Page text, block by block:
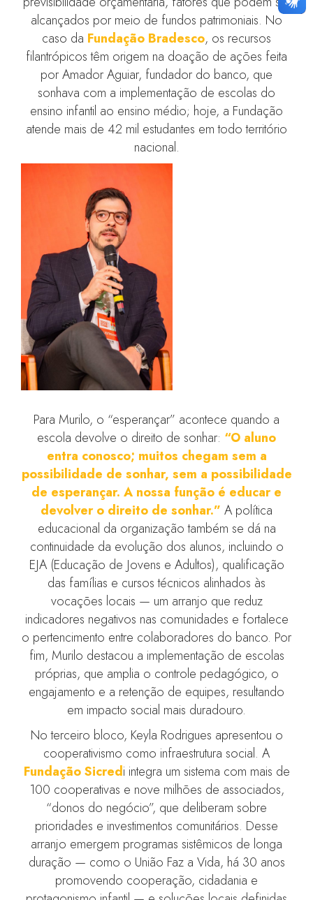
alcançados por meio de fundos patrimoniais. No
caso da Fundação Bradesco, os recursos
filantrópicos têm origem na doação de ações feita
por Amador Aguiar, fundador do banco, que
sonhava com a implementação de escolas do
ensino infantil ao ensino médio; hoje, a Fundação
atende mais de 42 mil estudantes em todo território
nacional.
Para Murilo, o “esperançar” acontece quando a
escola devolve o direito de sonhar: “O aluno
entra conosco; muitos chegam sem a
possibilidade de sonhar, sem a possibilidade
de esperançar. A nossa função é educar e
devolver o direito de sonhar.” A política
educacional da organização também se dá na
continuidade da evolução dos alunos, incluindo o
EJA (Educação de Jovens e Adultos), qualificação
das famílias e cursos técnicos alinhados às
vocações locais — um arranjo que reduz
indicadores negativos nas comunidades e fortalece
o pertencimento entre colaboradores do banco. Por
fim, Murilo destacou a implementação de escolas
próprias, que amplia o controle pedagógico, o
engajamento e a retenção de equipes, resultando
em impacto social mais duradouro.
No terceiro bloco, Keyla Rodrigues apresentou o
cooperativismo como infraestrutura social. A
Fundação Sicredi integra um sistema com mais de
100 cooperativas e nove milhões de associados,
“donos do negócio”, que deliberam sobre
prioridades e investimentos comunitários. Desse
arranjo emergem programas sistêmicos de longa
duração — como o União Faz a Vida, há 30 anos
promovendo cooperação, cidadania e